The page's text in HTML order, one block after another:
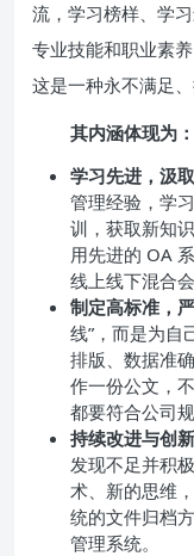
流，学习榜样、学
专业技能和职业素
这是一种永不满足
其内涵体现为：
学习先进，汲
管理经验，学
训，获取新知
用先进的 OA
线上线下混合会
制定高标准，
线”，而是为自
排版、数据准
作一份公文，
都要符合公司
持续改进与创新
发现不足并积
术、新的思维
统的文件归档
管理系统。